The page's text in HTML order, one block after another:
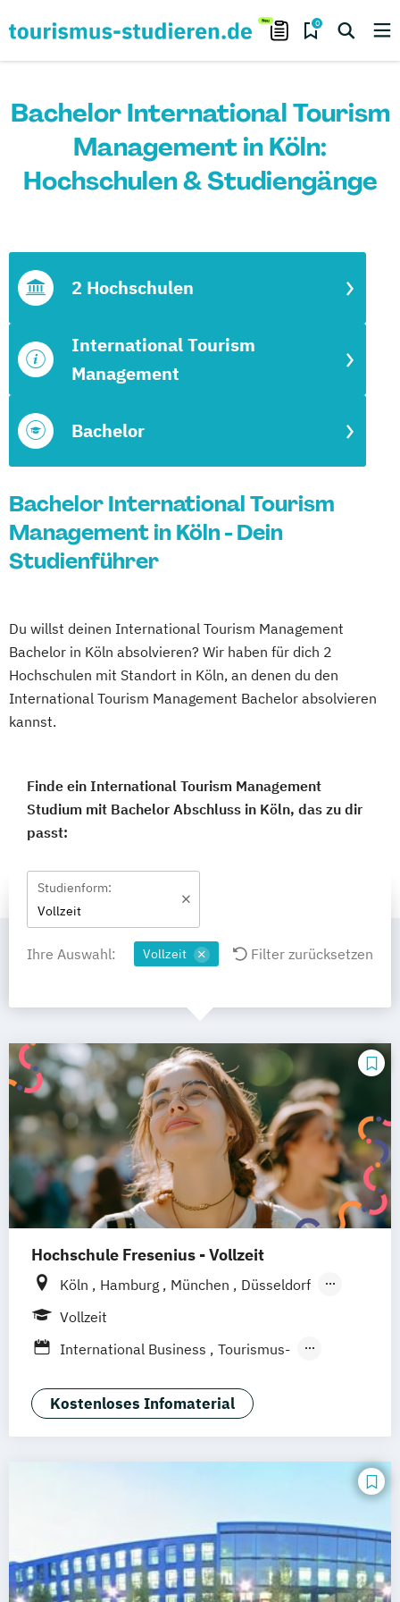
0
Bachelor International Tourism
Management in Köln:
Hochschulen & Studiengänge
Bachelor
International Tourism
Management
2 Hochschulen
Bachelor International Tourism
Management in Köln - Dein
Studienführer
Du willst deinen International Tourism Management
Bachelor in Köln absolvieren? Wir haben für dich 2
Hochschulen mit Standort in Köln, an denen du den
International Tourism Management Bachelor absolvieren
kannst.
Finde ein International Tourism Management
Studium mit Bachelor Abschluss in Köln, das zu dir
passt:
Studienform:
Vollzeit
Ihre Auswahl: Vollzeit Filter zurücksetzen
Hochschule Fresenius - Vollzeit
Köln Hamburg München
Düsseldorf
Idstein
Braunschweig Erfurt
Vollzeit
International Business
Tourismus-
Kostenloses Infomaterial